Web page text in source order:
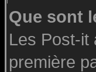
Que sont
Les Post-it
première